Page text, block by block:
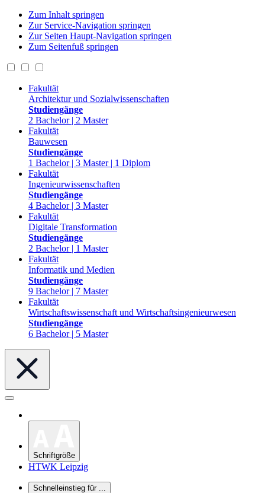
Zum Inhalt springen
Zur Service-Navigation springen
Zur Seiten Haupt-Navigation springen
Zum Seitenfuß springen
Fakultät
Architektur und Sozialwissenschaften
Studiengänge
2 Bachelor | 2 Master
Fakultät
Bauwesen
Studiengänge
1 Bachelor | 3 Master | 1 Diplom
Fakultät
Ingenieurwissenschaften
Studiengänge
4 Bachelor | 3 Master
Fakultät
Digitale Transformation
Studiengänge
2 Bachelor | 1 Master
Fakultät
Informatik und Medien
Studiengänge
9 Bachelor | 7 Master
Fakultät
Wirtschaftswissenschaft und Wirtschaftsingenieurwesen
Studiengänge
6 Bachelor | 5 Master
Schriftgröße
HTWK Leipzig
Schnelleinstieg für ...